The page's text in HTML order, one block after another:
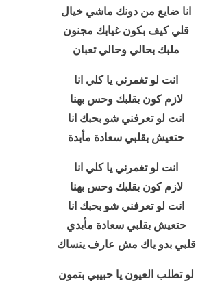
انا ضايع من دونك ماشي خيال
قلي كيف بكون غيابك مجنون
ملبك بحالي وحالي تعبان
انت لو تغمرني يا كلي انا
لازم كون بقلبك وحس بهنا
انت لو تعرفني شو بحبك انا
حتعيش بقلبي سعادة مأبدة
انت لو تغمرني يا كلي انا
لازم كون بقلبك وحس بهنا
انت لو تعرفني شو بحبك انا
حتعيش بقلبي سعادة مأبدي
قلبي بدو ياك مش عارف ينساك
لو تطلب العيون يا حبيبي بتمون